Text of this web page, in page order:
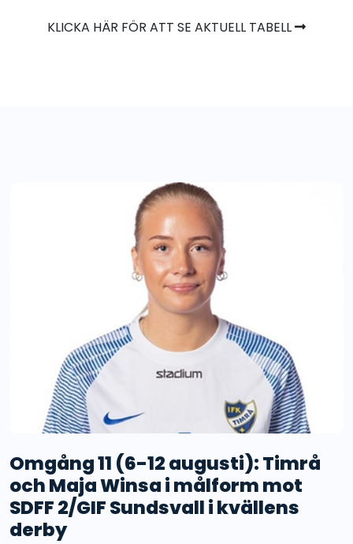
KLICKA HÄR FÖR ATT SE AKTUELL TABELL
Omgång 11 (6-12 augusti): Timrå
och Maja Winsa i målform mot
SDFF 2/GIF Sundsvall i kvällens
derby